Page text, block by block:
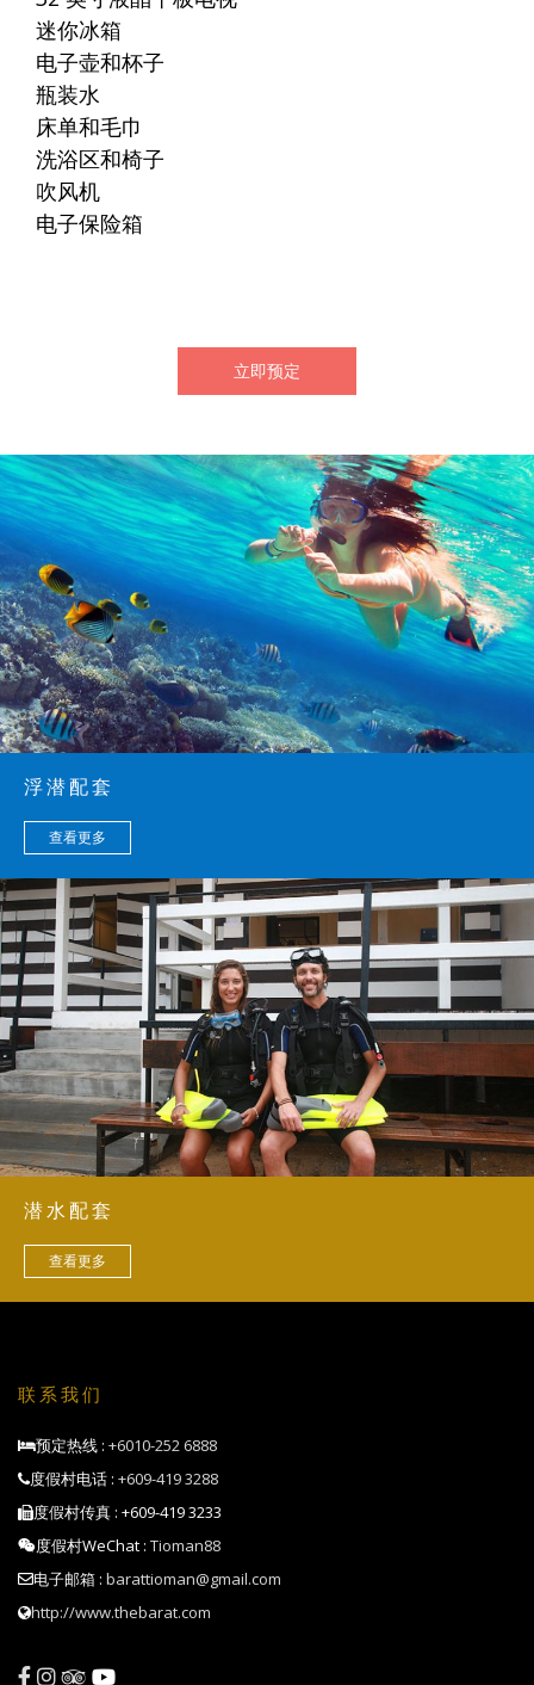
迷你冰箱
电子壶和杯子
瓶装水
床单和毛巾
洗浴区和椅子
吹风机
电子保险箱
立即预定
浮潜配套
查看更多
潜水配套
查看更多
联系我们
预定热线 : +6010-252 6888
度假村电话 : +609-419 3288
度假村传真 : +609-419 3233
度假村WeChat : Tioman88
电子邮箱 : barattioman@gmail.com
http://www.thebarat.com